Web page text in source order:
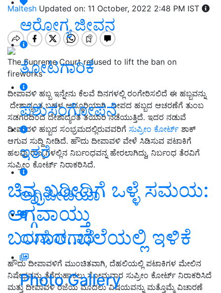
ಆರೋಗ್ಯ ಜೀವನ
ತೋಟಗಾರಿಕೆ
ಪಶುಸಂಗೋಪನೆ
ಇತರೆ
ಅಗ್ರಿಪೀಡಿಯಾ
ಯಶೋಗಾಥೆ
Photo Gallery
Maltesh Updated on: 11 October, 2022 2:48 PM IST
The Supreme Court refused to lift the ban on
fireworks
ದೀಪಾವಳಿ ಹಬ್ಬ ಇನ್ನೇನು ಕೆಲವೆ ದಿನಗಳಲ್ಲಿ ರಂಗೇರಿಸಲಿದೆ ಈ ಹಬ್ಬವನ್ನು
ದೇಶಾದ್ಯಂತ ಬಹಳ ಅದ್ದೂರಿಯಾಗಿ ದೀಪದ ಹಬ್ಬದ ಆಚರಣೆಗೆ ತುಂಬ
ಸಡಗರದಿಂದ ದೇಶಾದ್ಯಂತ ತಯಾರಿ ನಡೆಯುತ್ತಿದೆ. ಇದರ ನಡುವೆ
ದೀಪಾವಳಿ ಹಬ್ಬದ ಸಂಭ್ರಮದಲ್ಲಿರುವವರಿಗೆ ಸುಪ್ರೀಂ ಕೋರ್ಟ್‌ ಶಾಕ್‌
ಆಗುವ ಸುದ್ದಿ ನೀಡಿದೆ. ಹೌದು ದೀಪಾವಳಿ ವೇಳೆ ಸಿಡಿಸುವ ಪಟಾಕಿಗೆ
ಹಲವು ರಾಜ್ಯಗಳಲ್ಲಿನ ನಿರ್ಬಂಧವನ್ನ ಹೇರಲಾಗಿದ್ದು, ನಿರ್ಬಂಧ ತೆರವಿಗೆ
ಸುಪ್ರೀಂ ಕೋರ್ಟ್ ನಿರಾಕರಿಸಿದೆ.
ಚಿನ್ನ ಖರೀದಿಗೆ ಒಳ್ಳೆ ಸಮಯ:
ಅಗ್ಗವಾಯ್ತು
ಬಂಗಾರ..ಬೆಲೆಯಲ್ಲಿ ಇಳಿಕೆ
ಹೌದು ದೀಪಾವಳಿಗೆ ಮುಂಚಿತವಾಗಿ, ದೆಹಲಿಯಲ್ಲಿ ಪಟಾಕಿಗಳ ಮೇಲಿನ
ನಿಷೇಧವನ್ನು ತೆಗೆದುಹಾಕಲು ಸೋಮವಾರ ಸುಪ್ರೀಂ ಕೋರ್ಟ್ ನಿರಾಕರಿಸಿದೆ
ಮತ್ತು ದೀಪಾವಳಿ ರಜೆಯ ಮೊದಲು ವಿಷಯವನ್ನು ಮತ್ತೊಮ್ಮೆ ವಿಚಾರಣೆ